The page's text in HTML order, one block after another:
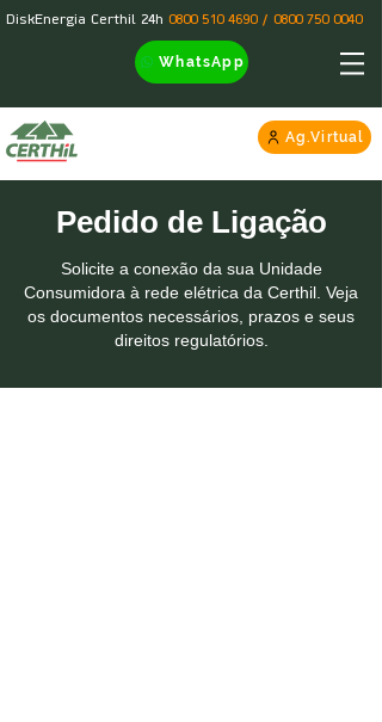
DiskEnergia Certhil 24h 0800 510 4690/ 0800 750 0040
WhatsApp
Ag.Virtual
Pedido de Ligação
Solicite a conexão da sua Unidade
Consumidora à rede elétrica da Certhil. Veja
os documentos necessários, prazos e seus
direitos regulatórios.